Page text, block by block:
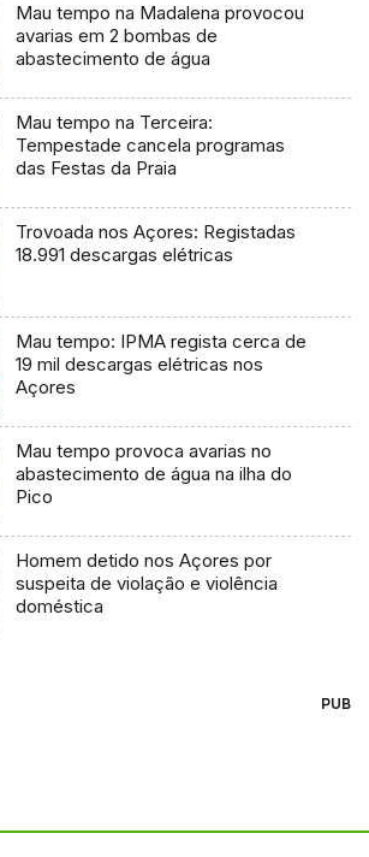
Mau tempo na Madalena provocou
avarias em 2 bombas de
abastecimento de água
Mau tempo na Terceira:
Tempestade cancela programas
das Festas da Praia
Trovoada nos Açores: Registadas
18.991 descargas elétricas
Mau tempo: IPMA regista cerca de
19 mil descargas elétricas nos
Açores
Mau tempo provoca avarias no
abastecimento de água na ilha do
Pico
Homem detido nos Açores por
suspeita de violação e violência
doméstica
PUB